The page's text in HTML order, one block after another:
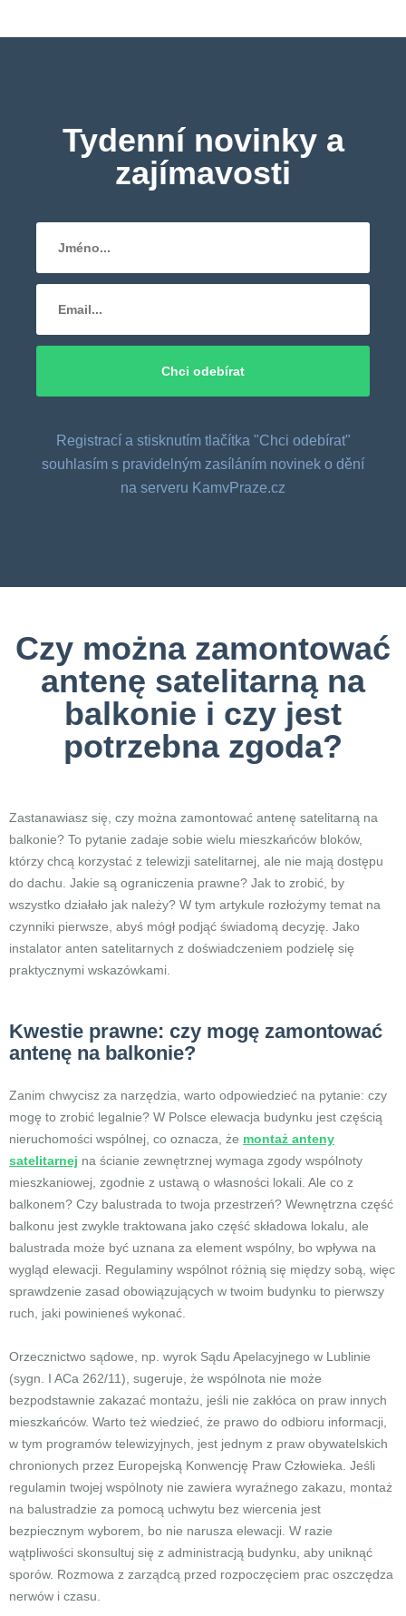
Tydenní novinky a
zajímavosti
Registrací a stisknutím tlačítka "Chci odebírat"
souhlasím s pravidelným zasíláním novinek o dění
na serveru KamvPraze.cz
Czy można zamontować
antenę satelitarną na
balkonie i czy jest
potrzebna zgoda?
Zastanawiasz się, czy można zamontować antenę satelitarną na
balkonie? To pytanie zadaje sobie wielu mieszkańców bloków,
którzy chcą korzystać z telewizji satelitarnej, ale nie mają dostępu
do dachu. Jakie są ograniczenia prawne? Jak to zrobić, by
wszystko działało jak należy? W tym artykule rozłożymy temat na
czynniki pierwsze, abyś mógł podjąć świadomą decyzję. Jako
instalator anten satelitarnych z doświadczeniem podzielę się
praktycznymi wskazówkami.
Kwestie prawne: czy mogę zamontować
antenę na balkonie?
Zanim chwycisz za narzędzia, warto odpowiedzieć na pytanie: czy
mogę to zrobić legalnie? W Polsce elewacja budynku jest częścią
nieruchomości wspólnej, co oznacza, że montaż anteny
satelitarnej na ścianie zewnętrznej wymaga zgody wspólnoty
mieszkaniowej, zgodnie z ustawą o własności lokali. Ale co z
balkonem? Czy balustrada to twoja przestrzeń? Wewnętrzna część
balkonu jest zwykle traktowana jako część składowa lokalu, ale
balustrada może być uznana za element wspólny, bo wpływa na
wygląd elewacji. Regulaminy wspólnot różnią się między sobą, więc
sprawdzenie zasad obowiązujących w twoim budynku to pierwszy
ruch, jaki powinieneś wykonać.
Orzecznictwo sądowe, np. wyrok Sądu Apelacyjnego w Lublinie
(sygn. I ACa 262/11), sugeruje, że wspólnota nie może
bezpodstawnie zakazać montażu, jeśli nie zakłóca on praw innych
mieszkańców. Warto też wiedzieć, że prawo do odbioru informacji,
w tym programów telewizyjnych, jest jednym z praw obywatelskich
chronionych przez Europejską Konwencję Praw Człowieka. Jeśli
regulamin twojej wspólnoty nie zawiera wyraźnego zakazu, montaż
na balustradzie za pomocą uchwytu bez wiercenia jest
bezpiecznym wyborem, bo nie narusza elewacji. W razie
wątpliwości skonsultuj się z administracją budynku, aby uniknąć
sporów. Rozmowa z zarządcą przed rozpoczęciem prac oszczędza
nerwów i czasu.